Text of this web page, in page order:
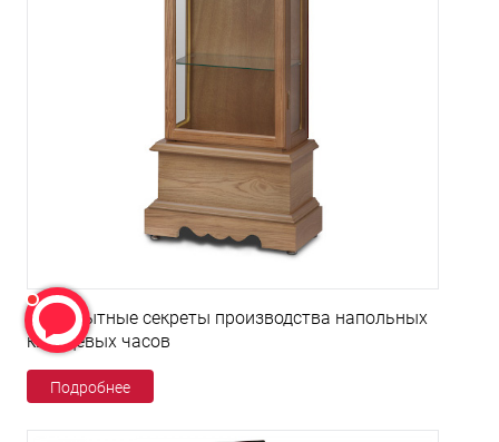
Любопытные секреты производства напольных
кварцевых часов
Подробнее